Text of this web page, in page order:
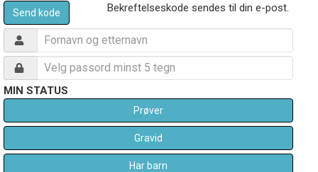
Send kode Bekreftelseskode sendes til din e-post.
MIN STATUS
Prøver
Gravid
Har barn